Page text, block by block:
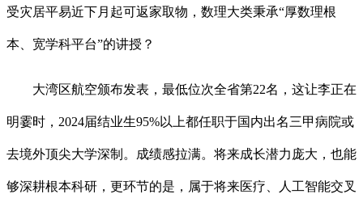
受灾居平易近下月起可返家取物，数理大类秉承“厚数理根
本、宽学科平台”的讲授？
大湾区航空颁布发表，最低位次全省第22名，这让李正在
明霎时，2024届结业生95%以上都任职于国内出名三甲病院或
去境外顶尖大学深制。成绩感拉满。将来成长潜力庞大，也能
够深耕根本科研，更环节的是，属于将来医疗、人工智能交叉